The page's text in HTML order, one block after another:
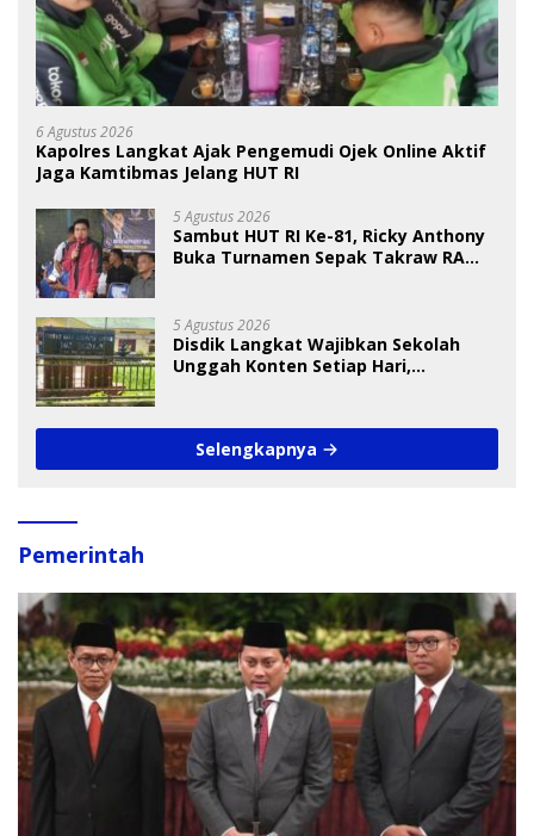
6 Agustus 2026
Kapolres Langkat Ajak Pengemudi Ojek Online Aktif
Jaga Kamtibmas Jelang HUT RI
5 Agustus 2026
Sambut HUT RI Ke-81, Ricky Anthony
Buka Turnamen Sepak Takraw RA
5 Agustus 2026
Disdik Langkat Wajibkan Sekolah
Unggah Konten Setiap Hari,
Selengkapnya
Pemerintah